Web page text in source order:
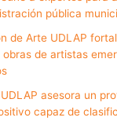
pública
de Arte UDLAP
de artistas
asesora un
capaz de